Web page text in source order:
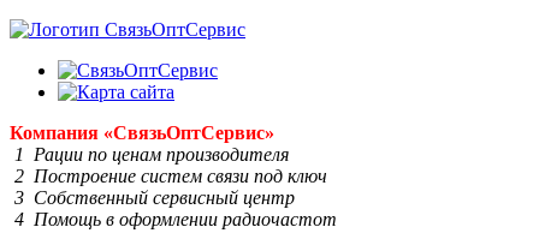
Компания «СвязьОптСервис»
1 Рации по ценам производителя
2 Построение систем связи под ключ
3 Собственный сервисный центр
4 Помощь в оформлении радиочастот